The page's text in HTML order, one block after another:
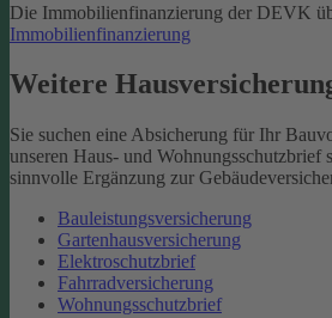
Die Immobilienfinanzierung der DEVK
Immobilienfinanzierung
Weitere
Sie suchen eine Absicherung für Ihr
unseren Haus- und
sinnvolle Ergänzung zur
Bauleistungsversicherung
Gartenhausversicherung
Elektroschutzbrief
Fahrradversicherung
Wohnungsschutzbrief